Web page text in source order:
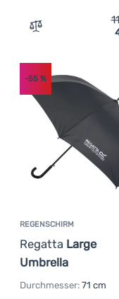
Anmelden /
Zum Vergleich
REGENSCHIRM
Regatta Large
Umbrella
-55 %
Durchmesser: 71 cm